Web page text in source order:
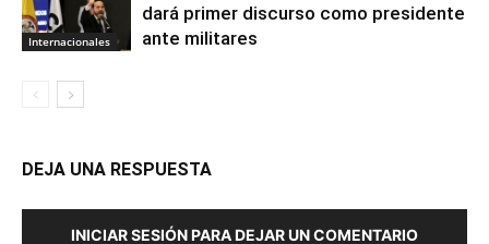
Internacionales
dará primer discurso como presidente
ante militares
DEJA UNA RESPUESTA
INICIAR SESIÓN PARA DEJAR UN COMENTARIO